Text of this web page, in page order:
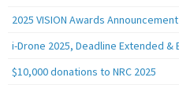
2025 VISION Awards Announcement
$10,000 donations to NRC 2025